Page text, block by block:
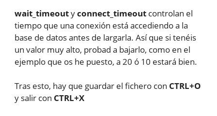
wait_timeoutyconnect_timeout controlan el
tiempo que una conexión está accediendo a la
base de datos antes de largarla. Así que si tenéis
un valor muy alto, probad a bajarlo, como en el
ejemplo que os he puesto, a 20 ó 10 estará bien.
Tras esto, hay que guardar el fichero con CTRL+O
y salir con CTRL+X